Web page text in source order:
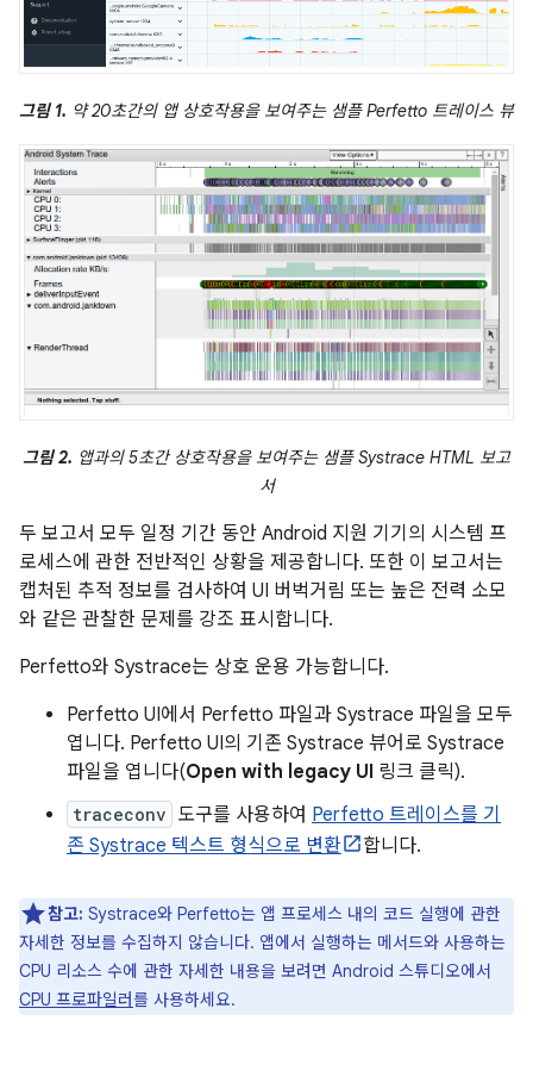
그림 1. 약 20초간의 앱 상호작용을 보여주는 샘플 Perfetto 트레이스 뷰
그림 2. 앱과의 5초간 상호작용을 보여주는 샘플 Systrace HTML 보고
서
두 보고서 모두 일정 기간 동안 Android 지원 기기의 시스템 프
로세스에 관한 전반적인 상황을 제공합니다. 또한 이 보고서는
캡처된 추적 정보를 검사하여 UI 버벅거림 또는 높은 전력 소모
와 같은 관찰한 문제를 강조 표시합니다.
Perfetto와 Systrace는 상호 운용 가능합니다.
Perfetto UI에서 Perfetto 파일과 Systrace 파일을 모두
엽니다. Perfetto UI의 기존 Systrace 뷰어로 Systrace
파일을 엽니다(Open with legacy UI 링크 클릭).
traceconv 도구를 사용하여 Perfetto 트레이스를 기
존 Systrace 텍스트 형식으로 변환
합니다.
참고: Systrace와 Perfetto는 앱 프로세스 내의 코드 실행에 관한
자세한 정보를 수집하지 않습니다. 앱에서 실행하는 메서드와 사용하는
CPU 리소스 수에 관한 자세한 내용을 보려면 Android 스튜디오에서
CPU 프로파일러를 사용하세요.